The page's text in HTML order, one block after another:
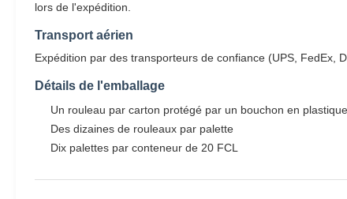
lors de l'expédition.
Transport aérien
Expédition par des transporteurs de confiance (UPS, FedEx,
Détails de l'emballage
Un rouleau par carton protégé par un bouchon en plastique
Des dizaines de rouleaux par palette
Dix palettes par conteneur de 20 FCL